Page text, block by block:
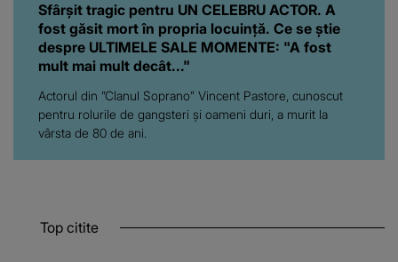
Sfârșit tragic pentru UN CELEBRU ACTOR. A
fost găsit mort în propria locuință. Ce se știe
despre ULTIMELE SALE MOMENTE: "A fost
mult mai mult decât..."
Actorul din ”Clanul Soprano” Vincent Pastore, cunoscut
pentru rolurile de gangsteri şi oameni duri, a murit la
vârsta de 80 de ani.
Top citite